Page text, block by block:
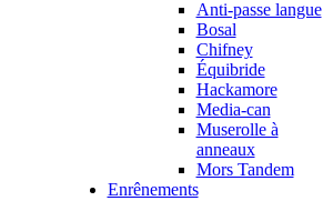
Anti-passe langue
Bosal
Chifney
Équibride
Hackamore
Media-can
Muserolle à
anneaux
Mors Tandem
Enrênements